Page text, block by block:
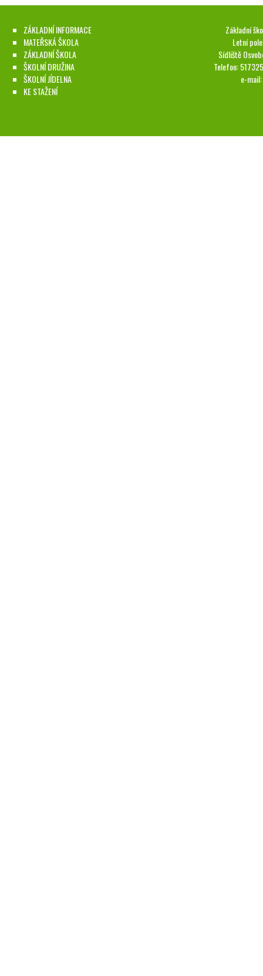
ZÁKLADNÍ INFORMACE
MATEŘSKÁ ŠKOLA
ZÁKLADNÍ ŠKOLA
ŠKOLNÍ DRUŽINA
ŠKOLNÍ JÍDELNA
KE STAŽENÍ
Základní
Letní
Sídliště
Telefon:
e-mail: